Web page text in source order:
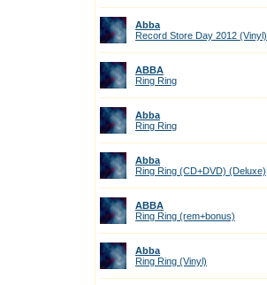
Abba
Record Store Day 2012 (Vinyl)
ABBA
Ring Ring
Abba
Ring Ring
Abba
Ring Ring (CD+DVD) (Deluxe)
ABBA
Ring Ring (rem+bonus)
Abba
Ring Ring (Vinyl)